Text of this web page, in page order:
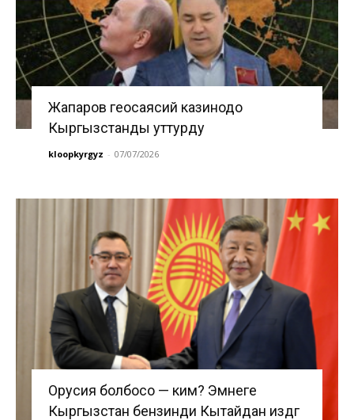
Жапаров геосаясий казинодо
Кыргызстанды уттурду
kloopkyrgyz - 07/07/2026
Орусия болбосо — ким? Эмнеге
Кыргызстан бензинди Кытайдан издөөгө